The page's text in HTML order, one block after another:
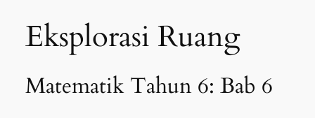
Eksplorasi Ruang
Matematik Tahun 6: Bab 6